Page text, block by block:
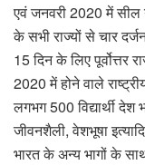
एवं जनवरी 2020 में सील
के सभी राज्यों से चार
15 दिन के लिए
2020 में होने वाले
लगभग 500 विद्यार्थी
जीवनशैली, वेशभूषा
भारत के अन्य भागों के